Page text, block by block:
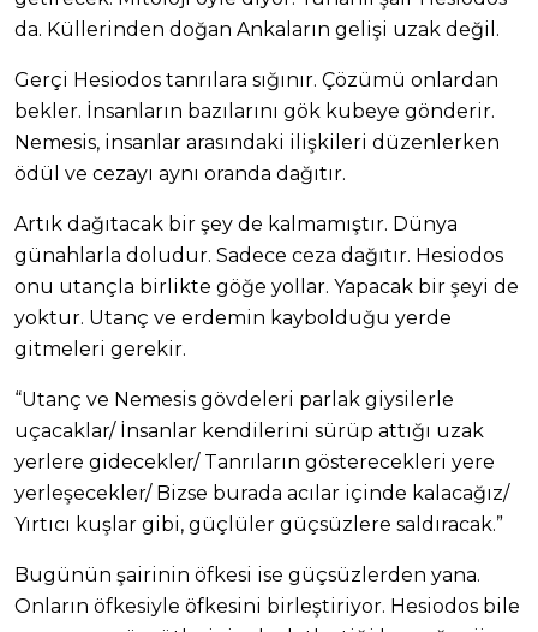
da. Küllerinden doğan Ankaların gelişi uzak değil.
Gerçi Hesiodos tanrılara sığınır. Çözümü onlardan
bekler. İnsanların bazılarını gök kubeye gönderir.
Nemesis, insanlar arasındaki ilişkileri düzenlerken
ödül ve cezayı aynı oranda dağıtır.
Artık dağıtacak bir şey de kalmamıştır. Dünya
günahlarla doludur. Sadece ceza dağıtır. Hesiodos
onu utançla birlikte göğe yollar. Yapacak bir şeyi de
yoktur. Utanç ve erdemin kaybolduğu yerde
gitmeleri gerekir.
“Utanç ve Nemesis gövdeleri parlak giysilerle
uçacaklar/ İnsanlar kendilerini sürüp attığı uzak
yerlere gidecekler/ Tanrıların gösterecekleri yere
yerleşecekler/ Bizse burada acılar içinde kalacağız/
Yırtıcı kuşlar gibi, güçlüler güçsüzlere saldıracak.”
Bugünün şairinin öfkesi ise güçsüzlerden yana.
Onların öfkesiyle öfkesini birleştiriyor. Hesiodos bile